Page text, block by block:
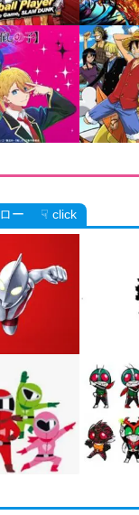
ー ☟ click